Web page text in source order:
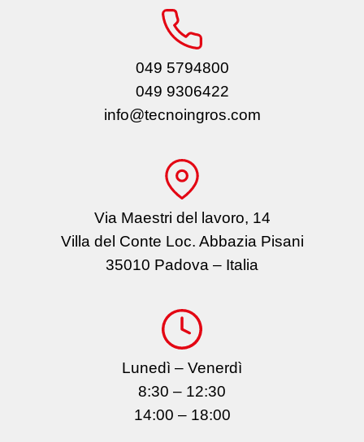
049 5794800
049 9306422
info@tecnoingros.com
Via Maestri del lavoro, 14
Villa del Conte Loc. Abbazia Pisani
35010 Padova – Italia
Lunedì – Venerdì
8:30 – 12:30
14:00 – 18:00